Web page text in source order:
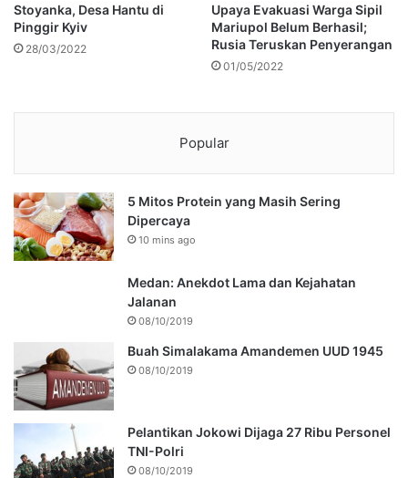
Stoyanka, Desa Hantu di
Pinggir Kyiv
28/03/2022
Upaya Evakuasi Warga Sipil
Mariupol Belum Berhasil;
Rusia Teruskan Penyerangan
01/05/2022
Popular
5 Mitos Protein yang Masih Sering
Dipercaya
10 mins ago
Medan: Anekdot Lama dan Kejahatan
Jalanan
08/10/2019
Buah Simalakama Amandemen UUD 1945
08/10/2019
Pelantikan Jokowi Dijaga 27 Ribu Personel
TNI-Polri
08/10/2019